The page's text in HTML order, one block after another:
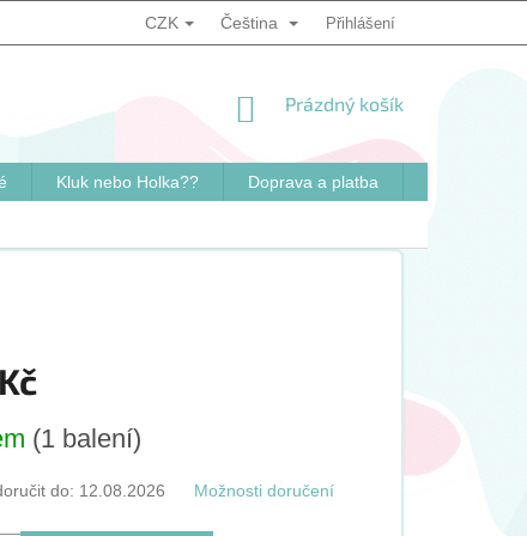
PODMÍNKY OCHRANY OSOBNÍCH ÚDAJŮ
CZK Čeština Přihlášení
NÁKUPNÍ
Prázdný košík
Kluk nebo Holka?? Doprava a platba
(1 balení)
do: 12.08.2026 Možnosti doručení